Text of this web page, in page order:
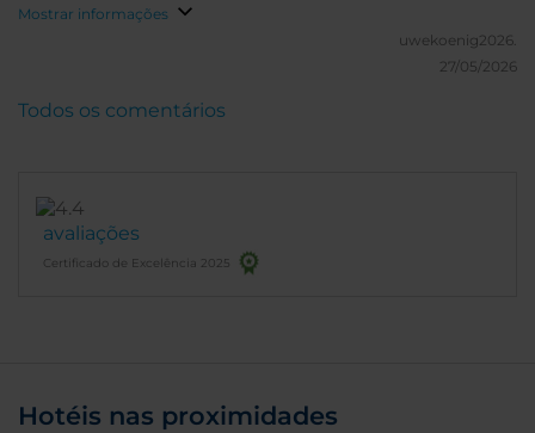
Mostrar informações
uwekoenig2026.
27/05/2026
avaliações
Certificado de Excelência 2025
Todos os comentários
Hotéis nas proximidades